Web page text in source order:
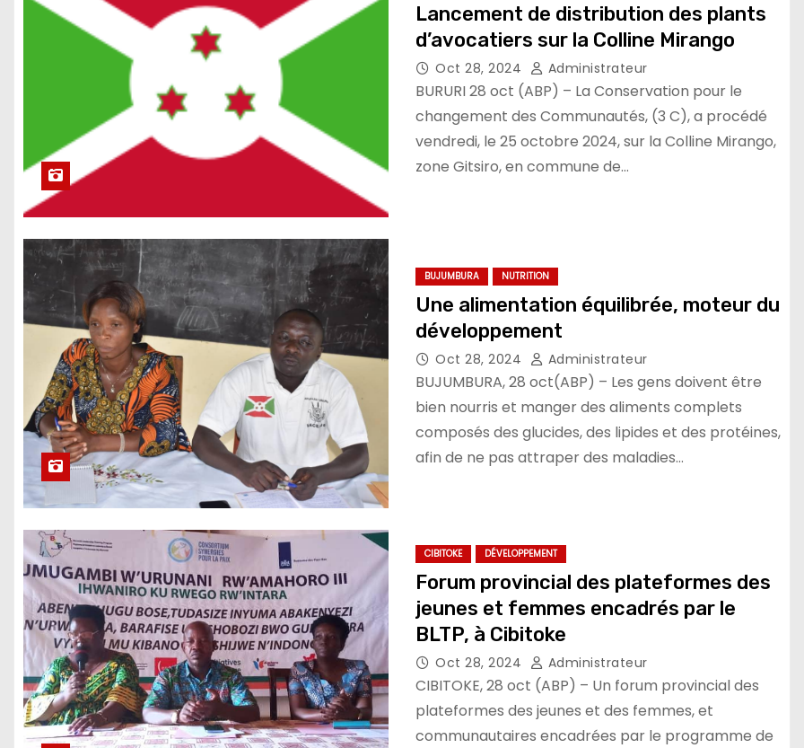
Lancement de distribution des plants
d’avocatiers sur la Colline Mirango
Oct 28, 2024 Administrateur
BURURI 28 oct (ABP) – La Conservation pour le
changement des Communautés, (3 C), a procédé
vendredi, le 25 octobre 2024, sur la Colline Mirango,
zone Gitsiro, en commune de…
BUJUMBURA NUTRITION
Une alimentation équilibrée, moteur du
développement
Oct 28, 2024 Administrateur
BUJUMBURA, 28 oct(ABP) – Les gens doivent être
bien nourris et manger des aliments complets
composés des glucides, des lipides et des protéines,
afin de ne pas attraper des maladies…
CIBITOKE DÉVELOPPEMENT
Forum provincial des plateformes des
jeunes et femmes encadrés par le
BLTP, à Cibitoke
Oct 28, 2024 Administrateur
CIBITOKE, 28 oct (ABP) – Un forum provincial des
plateformes des jeunes et des femmes, et
communautaires encadrées par le programme de